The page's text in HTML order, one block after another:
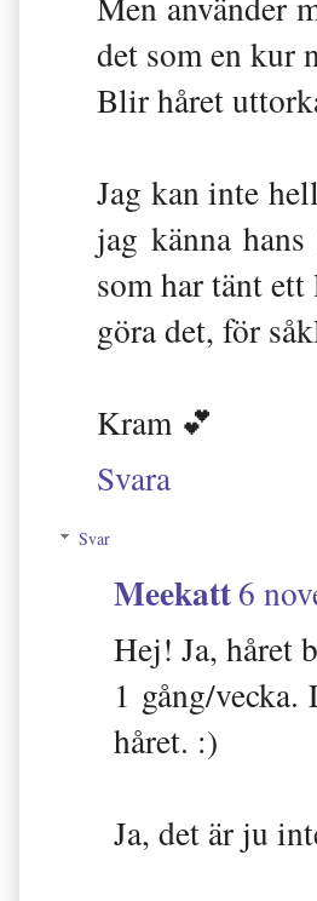
det som en kur
Blir håret
Jag kan inte
jag känna
som har tänt
göra det, för
Kram 💕
Svara
Svar
Meekatt6
Hej! Ja, håret
1 gång/
håret. :)
Ja, det är ju